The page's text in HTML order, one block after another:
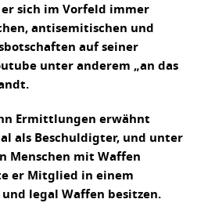
sich im Vorfeld immer
antisemitischen und
auf seiner
unter anderem „an das
Ermittlungen erwähnt
als Beschuldigter, und unter
Menschen mit Waffen
er Mitglied in einem
legal Waffen besitzen.